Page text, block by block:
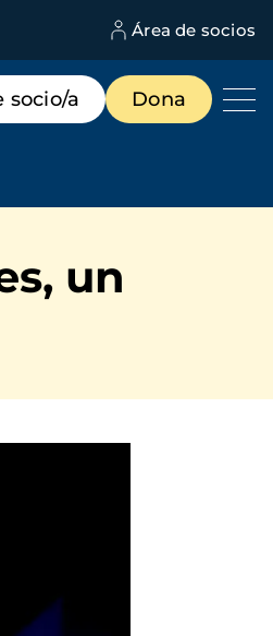
Área de socios
socio/a Dona
un